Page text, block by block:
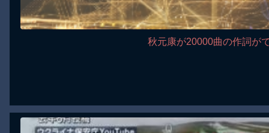
秋元康が20000曲の作詞が